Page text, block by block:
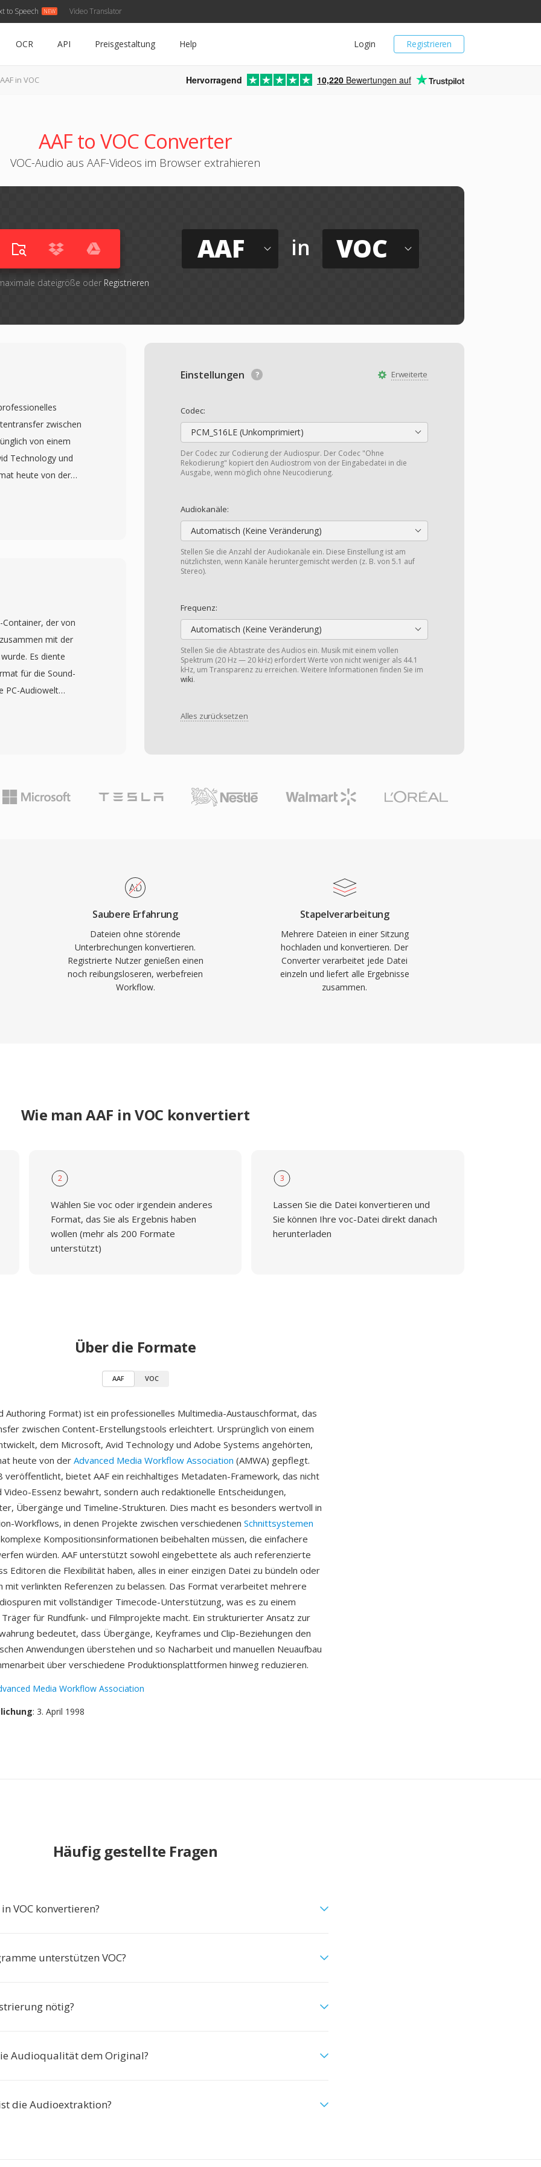
to Speech Video Translator
Registrieren
Login
OCR API Preisgestaltung Help
AAF in VOC Hervorragend 10,220 Bewertungen auf
AAF to VOC Converter
VOC-Audio aus AAF-Videos im Browser extrahieren
dateigröße oder Registrieren
AAF in VOC
Erweiterte
Einstellungen
Codec:
PCM_S16LE (Unkomprimiert)
Der Codec zur Codierung der Audiospur. Der Codec "Ohne
Rekodierung" kopiert den Audiostrom von der Eingabedatei in die
Ausgabe, wenn möglich ohne Neucodierung.
Audiokanäle:
Automatisch (Keine Veränderung)
Stellen Sie die Anzahl der Audiokanäle ein. Diese Einstellung ist am
nützlichsten, wenn Kanäle heruntergemischt werden (z. B. von 5.1 auf
Stereo).
Frequenz:
Automatisch (Keine Veränderung)
Stellen Sie die Abtastrate des Audios ein. Musik mit einem vollen
Spektrum (20 Hz — 20 kHz) erfordert Werte von nicht weniger als 44.1
kHz, um Transparenz zu erreichen. Weitere Informationen finden Sie im
wiki.
Alles zurücksetzen
zwischen
von einem
Technology und
heute von der
gepflegt. Erstmals
und komplexe
sowohl eingebettete
die Flexibilität
oder Medien extern
Format verarbeitet
Timecode-
Träger für
Container, der von
mit der
Es diente
für die Sound-
PC-Audiowelt
Datei besteht aus
und gab
die Klangwiedergabe.
kostbar waren. Das
von id Software,
Windows und dem
die mit Vintage-PC-
Saubere Erfahrung
Dateien ohne störende
Unterbrechungen konvertieren.
Registrierte Nutzer genießen einen
noch reibungsloseren, werbefreien
Workflow.
Stapelverarbeitung
Mehrere Dateien in einer Sitzung
hochladen und konvertieren. Der
Converter verarbeitet jede Datei
einzeln und liefert alle Ergebnisse
zusammen.
Wie man AAF in VOC konvertiert
2
Wählen Sie voc oder irgendein anderes
Format, das Sie als Ergebnis haben
wollen (mehr als 200 Formate
unterstützt)
3
Lassen Sie die Datei konvertieren und
Sie können Ihre voc-Datei direkt danach
herunterladen
Über die Formate
AAF VOC
Authoring Format) ist ein professionelles Multimedia-Austauschformat, das
zwischen Content-Erstellungstools erleichtert. Ursprünglich von einem
dem Microsoft, Avid Technology und Adobe Systems angehörten,
heute von der Advanced Media Workflow Association (AMWA) gepflegt.
veröffentlicht, bietet AAF ein reichhaltiges Metadaten-Framework, das nicht
Video-Essenz bewahrt, sondern auch redaktionelle Entscheidungen,
Übergänge und Timeline-Strukturen. Dies macht es besonders wertvoll in
Workflows, in denen Projekte zwischen verschiedenen Schnittsystemen
Kompositionsinformationen beibehalten müssen, die einfachere
würden. AAF unterstützt sowohl eingebettete als auch referenzierte
Editoren die Flexibilität haben, alles in einer einzigen Datei zu bündeln oder
mit verlinkten Referenzen zu belassen. Das Format verarbeitet mehrere
mit vollständiger Timecode-Unterstützung, was es zu einem
für Rundfunk- und Filmprojekte macht. Ein strukturierter Ansatz zur
bedeutet, dass Übergänge, Keyframes und Clip-Beziehungen den
Anwendungen überstehen und so Nacharbeit und manuellen Neuaufbau
über verschiedene Produktionsplattformen hinweg reduzieren.
Media Workflow Association
: 3. April 1998
Häufig gestellte Fragen
VOC konvertieren?
unterstützen VOC?
nötig?
Audioqualität dem Original?
die Audioextraktion?